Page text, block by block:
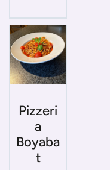
Pizzeri
a
Boyaba
t